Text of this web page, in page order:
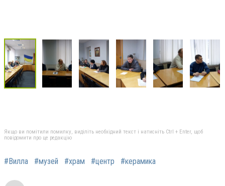
Якщо ви помітили помилку, виділіть необхідний текст і натисніть Ctrl + Enter, щоб
повідомити про це редакцію
#Вилла #музей #храм #центр #керамика